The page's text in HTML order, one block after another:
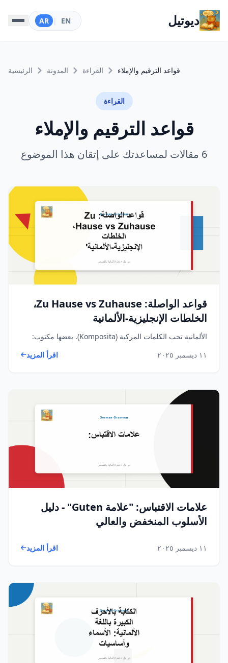
ديوتيل EN
|
AR
الرئيسية المدونة القراءة قواعد الترقيم والإملاء
القراءة
قواعد الترقيم والإملاء
6 مقالات لمساعدتك على إتقان هذا الموضوع
قواعد الواصلة: Zu Hause vs Zuhause،
الخلطات الإنجليزية-الألمانية
الألمانية تحب الكلمات المركبة (Komposita). بعضها مكتوب:
١١ ديسمبر ٢٠٢٥
اقرأ المزيد
علامات الاقتباس: "علامة Guten" - دليل
الأسلوب المنخفض والعالي
١١ ديسمبر ٢٠٢٥ اقرأ المزيد